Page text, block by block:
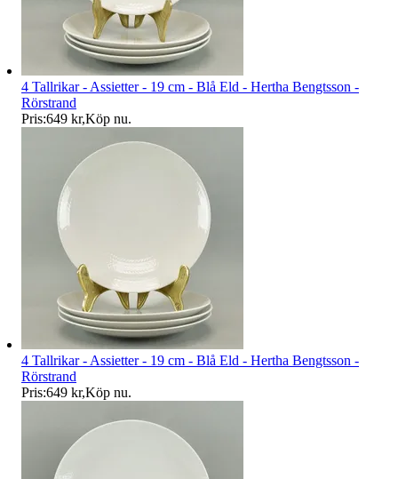
4 Tallrikar - Assietter - 19 cm - Blå Eld - Hertha Bengtsson -
Rörstrand
Pris:649 kr,Köp nu.
4 Tallrikar - Assietter - 19 cm - Blå Eld - Hertha Bengtsson -
Rörstrand
Pris:649 kr,Köp nu.